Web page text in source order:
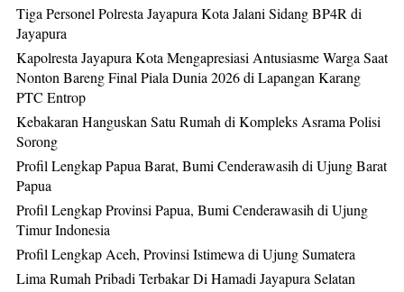
Tiga Personel Polresta Jayapura Kota Jalani Sidang BP4R di
Jayapura
Kapolresta Jayapura Kota Mengapresiasi Antusiasme Warga Saat
Nonton Bareng Final Piala Dunia 2026 di Lapangan Karang
PTC Entrop
Kebakaran Hanguskan Satu Rumah di Kompleks Asrama Polisi
Sorong
Profil Lengkap Papua Barat, Bumi Cenderawasih di Ujung Barat
Papua
Profil Lengkap Provinsi Papua, Bumi Cenderawasih di Ujung
Timur Indonesia
Profil Lengkap Aceh, Provinsi Istimewa di Ujung Sumatera
Lima Rumah Pribadi Terbakar Di Hamadi Jayapura Selatan